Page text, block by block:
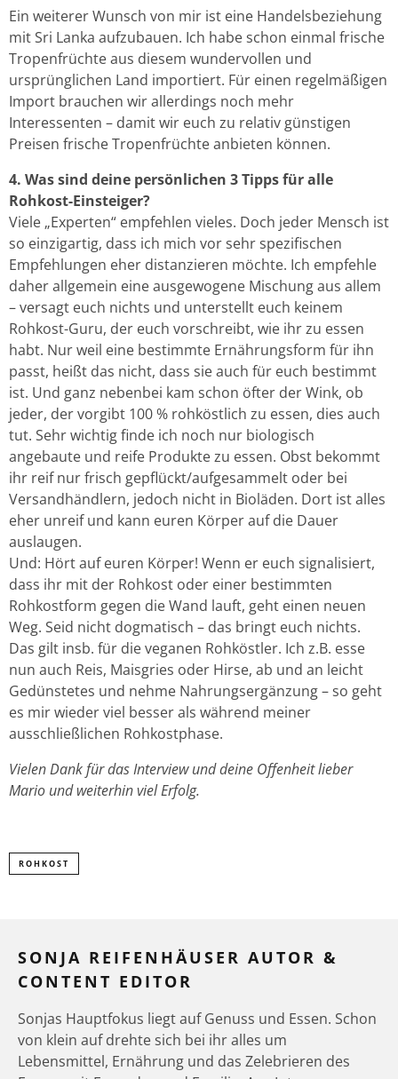
Ein weiterer Wunsch von mir ist eine Handelsbeziehung
mit Sri Lanka aufzubauen. Ich habe schon einmal frische
Tropenfrüchte aus diesem wundervollen und
ursprünglichen Land importiert. Für einen regelmäßigen
Import brauchen wir allerdings noch mehr
Interessenten – damit wir euch zu relativ günstigen
Preisen frische Tropenfrüchte anbieten können.
4. Was sind deine persönlichen 3 Tipps für alle
Rohkost-Einsteiger?
Viele „Experten“ empfehlen vieles. Doch jeder Mensch ist
so einzigartig, dass ich mich vor sehr spezifischen
Empfehlungen eher distanzieren möchte. Ich empfehle
daher allgemein eine ausgewogene Mischung aus allem
– versagt euch nichts und unterstellt euch keinem
Rohkost-Guru, der euch vorschreibt, wie ihr zu essen
habt. Nur weil eine bestimmte Ernährungsform für ihn
passt, heißt das nicht, dass sie auch für euch bestimmt
ist. Und ganz nebenbei kam schon öfter der Wink, ob
jeder, der vorgibt 100 % rohköstlich zu essen, dies auch
tut. Sehr wichtig finde ich noch nur biologisch
angebaute und reife Produkte zu essen. Obst bekommt
ihr reif nur frisch gepflückt/aufgesammelt oder bei
Versandhändlern, jedoch nicht in Bioläden. Dort ist alles
eher unreif und kann euren Körper auf die Dauer
auslaugen.
Und: Hört auf euren Körper! Wenn er euch signalisiert,
dass ihr mit der Rohkost oder einer bestimmten
Rohkostform gegen die Wand lauft, geht einen neuen
Weg. Seid nicht dogmatisch – das bringt euch nichts.
Das gilt insb. für die veganen Rohköstler. Ich z.B. esse
nun auch Reis, Maisgries oder Hirse, ab und an leicht
Gedünstetes und nehme Nahrungsergänzung – so geht
es mir wieder viel besser als während meiner
ausschließlichen Rohkostphase.
Vielen Dank für das Interview und deine Offenheit lieber
Mario und weiterhin viel Erfolg.
ROHKOST
SONJA REIFENHÄUSER AUTOR &
CONTENT EDITOR
Sonjas Hauptfokus liegt auf Genuss und Essen. Schon
von klein auf drehte sich bei ihr alles um
Lebensmittel, Ernährung und das Zelebrieren des